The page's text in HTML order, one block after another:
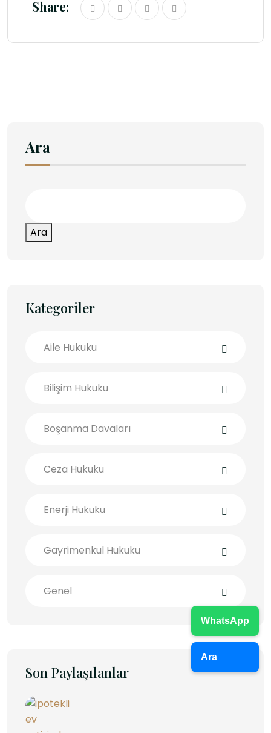
Share:
Ara
Ara
Kategoriler
Aile Hukuku
Bilişim Hukuku
Boşanma Davaları
Ceza Hukuku
Enerji Hukuku
Gayrimenkul Hukuku
Genel
Son Paylaşılanlar
WhatsApp
Ara